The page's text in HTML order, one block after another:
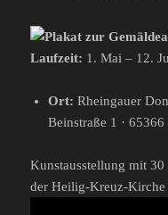
Laufzeit: 1. Mai – 12.
Ort: Rheingauer
Beinstraße 1 ·
Kunstausstellung mit
der Heilig-Kreuz-Kirche